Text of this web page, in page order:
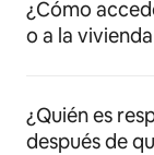
¿Cómo
o a la
¿Quién es
después de